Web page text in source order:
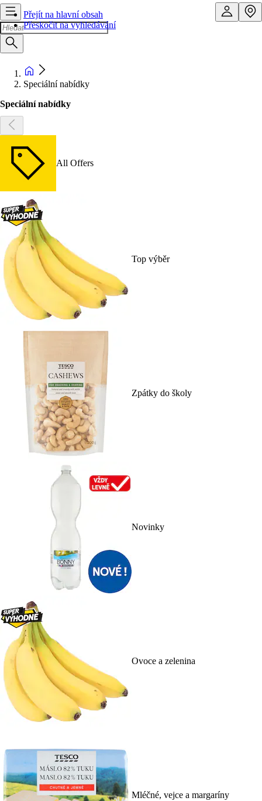
Přejít na hlavní obsah
Přeskočit na vyhledávání
Speciální nabídky
Speciální nabídky
All Offers
Top výběr
Zpátky do školy
Novinky
Ovoce a zelenina
Mléčné, vejce a margaríny